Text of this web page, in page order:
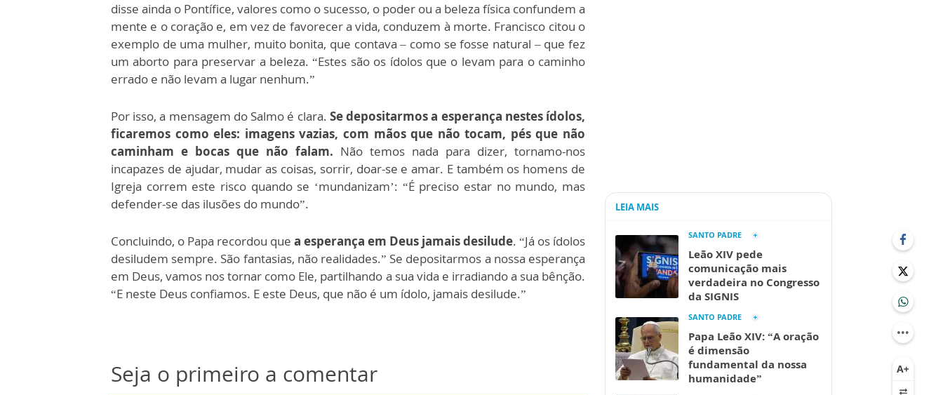
disse ainda o Pontífice, valores como o sucesso, o poder ou a beleza física confundem a
mente e o coração e, em vez de favorecer a vida, conduzem à morte. Francisco citou o
exemplo de uma mulher, muito bonita, que contava – como se fosse natural – que fez
um aborto para preservar a beleza. “Estes são os ídolos que o levam para o caminho
errado e não levam a lugar nenhum.”
Por isso, a mensagem do Salmo é clara. Se depositarmos a esperança nestes ídolos,
ficaremos como eles: imagens vazias, com mãos que não tocam, pés que não
caminham e bocas que não falam. Não temos nada para dizer, tornamo-nos
incapazes de ajudar, mudar as coisas, sorrir, doar-se e amar. E também os homens de
Igreja correm este risco quando se ‘mundanizam’: “É preciso estar no mundo, mas
defender-se das ilusões do mundo”.
Concluindo, o Papa recordou que a esperança em Deus jamais desilude. “Já os ídolos
desiludem sempre. São fantasias, não realidades.” Se depositarmos a nossa esperança
em Deus, vamos nos tornar como Ele, partilhando a sua vida e irradiando a sua bênção.
“E neste Deus confiamos. E este Deus, que não é um ídolo, jamais desilude.”
Seja o primeiro a comentar
LEIA MAIS
SANTO PADRE
Leão XIV pede
comunicação mais
verdadeira no Congresso
da SIGNIS
SANTO PADRE
Papa Leão XIV: “A oração
é dimensão
fundamental da nossa
humanidade”